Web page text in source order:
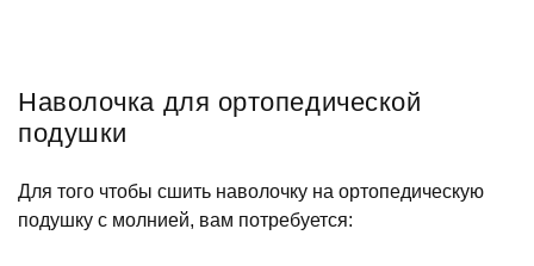
Наволочка для ортопедической
подушки
Для того чтобы сшить наволочку на ортопедическую
подушку с молнией, вам потребуется: